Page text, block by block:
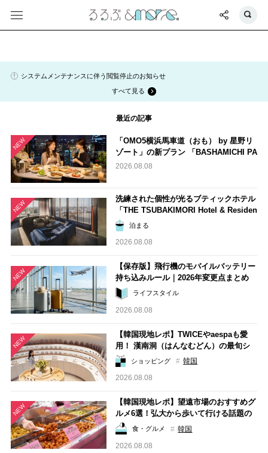
システムメンテナンスに伴う閲覧停止のお知らせ
すべて見る
最近の記事
NEW
「OMO5横浜馬車道（おも） by 星野リ
ゾート」の新プラン 「BASHAMICHI PA
RTY TIME」で特別な日をお祝い
2026.08.08
NEW
洗練された個性が光るブティックホテル
「THE TSUBAKIMORI Hotel & Residen
ce」【すみずみ宿泊ルポ】
泊まる
2026.08.08
NEW
【保存版】飛行機のモバイルバッテリー
持ち込みルール｜2026年変更点まとめ
ライフスタイル
2026.08.08
NEW
【韓国現地レポ】TWICEやaespaも愛
用！ 漢南洞（はんなむどん）の最旬シ
ョッピングスポット7選
ショッピング
韓国
2026.08.08
NEW
【韓国現地レポ】望遠市場のおすすめグ
ルメ6選！弘大から歩いて行ける話題の
ローカル市場
食・グルメ
韓国
2026.08.08